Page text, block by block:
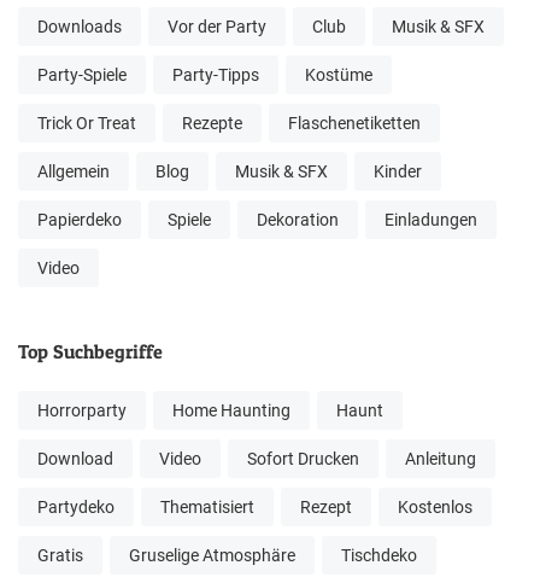
Downloads Vor der Party Club Musik & SFX
Party-Spiele Party-Tipps Kostüme
Trick Or Treat Rezepte Flaschenetiketten
Allgemein Blog Musik & SFX Kinder
Papierdeko Spiele Dekoration Einladungen
Video
Top Suchbegriffe
Horrorparty Home Haunting Haunt
Download Video Sofort Drucken Anleitung
Partydeko Thematisiert Rezept Kostenlos
Gratis Gruselige Atmosphäre Tischdeko